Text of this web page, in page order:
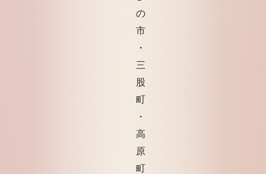
の
市
・
三
股
町
・
高
原
町